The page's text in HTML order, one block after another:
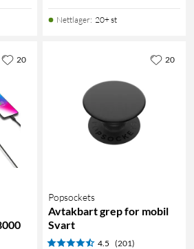
Nettlager: 20+ st
20
Popsockets
Avtakbart grep for mobil
Svart
4.5 (201)
20